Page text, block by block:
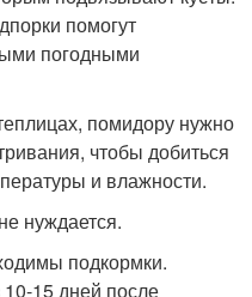
помогут
погодными
помидору нужно
чтобы добиться
и влажности.
нуждается.
подкормки.
15 дней после